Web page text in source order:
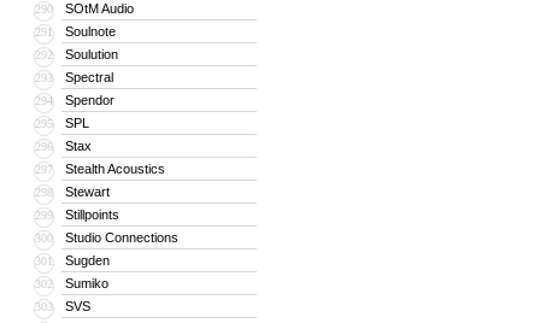
290 SOtM Audio
291 Soulnote
292 Soulution
293 Spectral
294 Spendor
295 SPL
296 Stax
297 Stealth Acoustics
298 Stewart
299 Stillpoints
300 Studio Connections
301 Sugden
302 Sumiko
303 SVS